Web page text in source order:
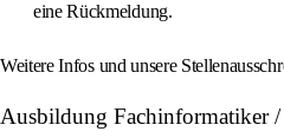
eine Rückmeldung.
Weitere Infos und unsere
Ausbildung Fachinformatiker